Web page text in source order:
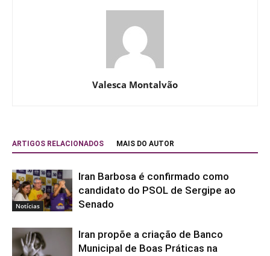
Valesca Montalvão
ARTIGOS RELACIONADOS MAIS DO AUTOR
Notícias
Iran Barbosa é confirmado como
candidato do PSOL de Sergipe ao
Senado
Iran propõe a criação de Banco
Municipal de Boas Práticas na